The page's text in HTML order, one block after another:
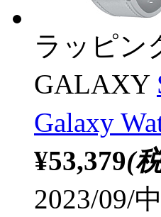
ラッピン
GALAXY
Galaxy
¥53,379(
2023/09/